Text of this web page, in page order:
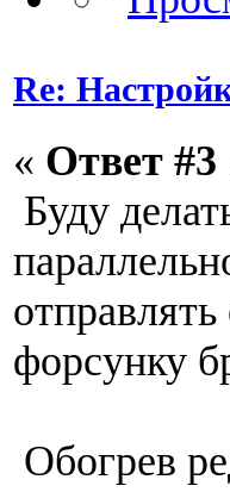
Re:
« Ответ #3
Буду
форсунку
Обогрев